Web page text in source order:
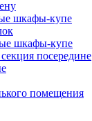
шкафы-купе
шкафы-купе
посередине
помещения